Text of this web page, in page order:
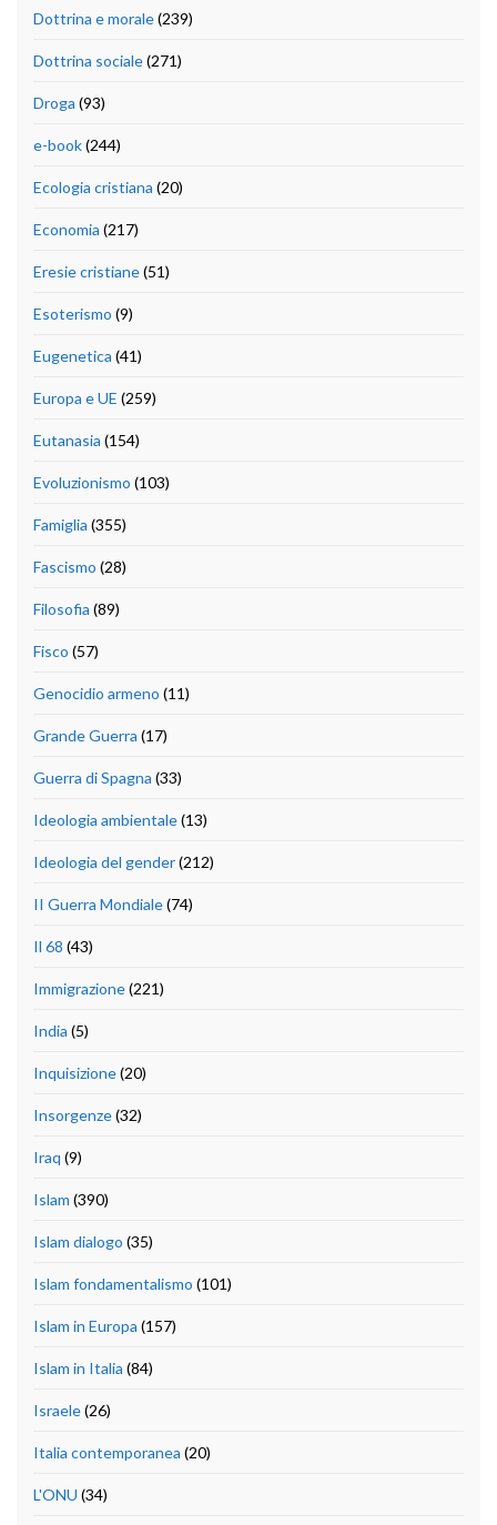
Dottrina e morale(239)
Dottrina sociale(271)
Droga (93)
e-book(244)
Ecologia cristiana (20)
Economia (217)
Eresie cristiane(51)
Esoterismo (9)
Eugenetica (41)
Europa e UE (259)
Eutanasia (154)
Evoluzionismo (103)
Famiglia (355)
Fascismo (28)
Filosofia (89)
Fisco (57)
Genocidio armeno (11)
Grande Guerra (17)
Guerra di Spagna (33)
Ideologia ambientale(13)
Ideologia del gender(212)
II Guerra Mondiale(74)
Il 68 (43)
Immigrazione(221)
India (5)
Inquisizione(20)
Insorgenze(32)
Iraq (9)
Islam (390)
Islam dialogo (35)
Islam fondamentalismo (101)
Islam in Europa (157)
Islam in Italia (84)
Israele(26)
Italia contemporanea (20)
L'ONU (34)